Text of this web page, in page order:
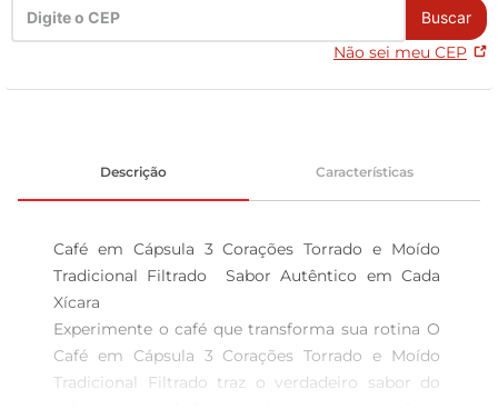
Buscar
Não sei meu CEP
Descrição Características
Café em Cápsula 3 Corações Torrado e Moído
Tradicional Filtrado  Sabor Autêntico em Cada
Xícara
Experimente o café que transforma sua rotina O
Café em Cápsula 3 Corações Torrado e Moído
Tradicional Filtrado traz o verdadeiro sabor do